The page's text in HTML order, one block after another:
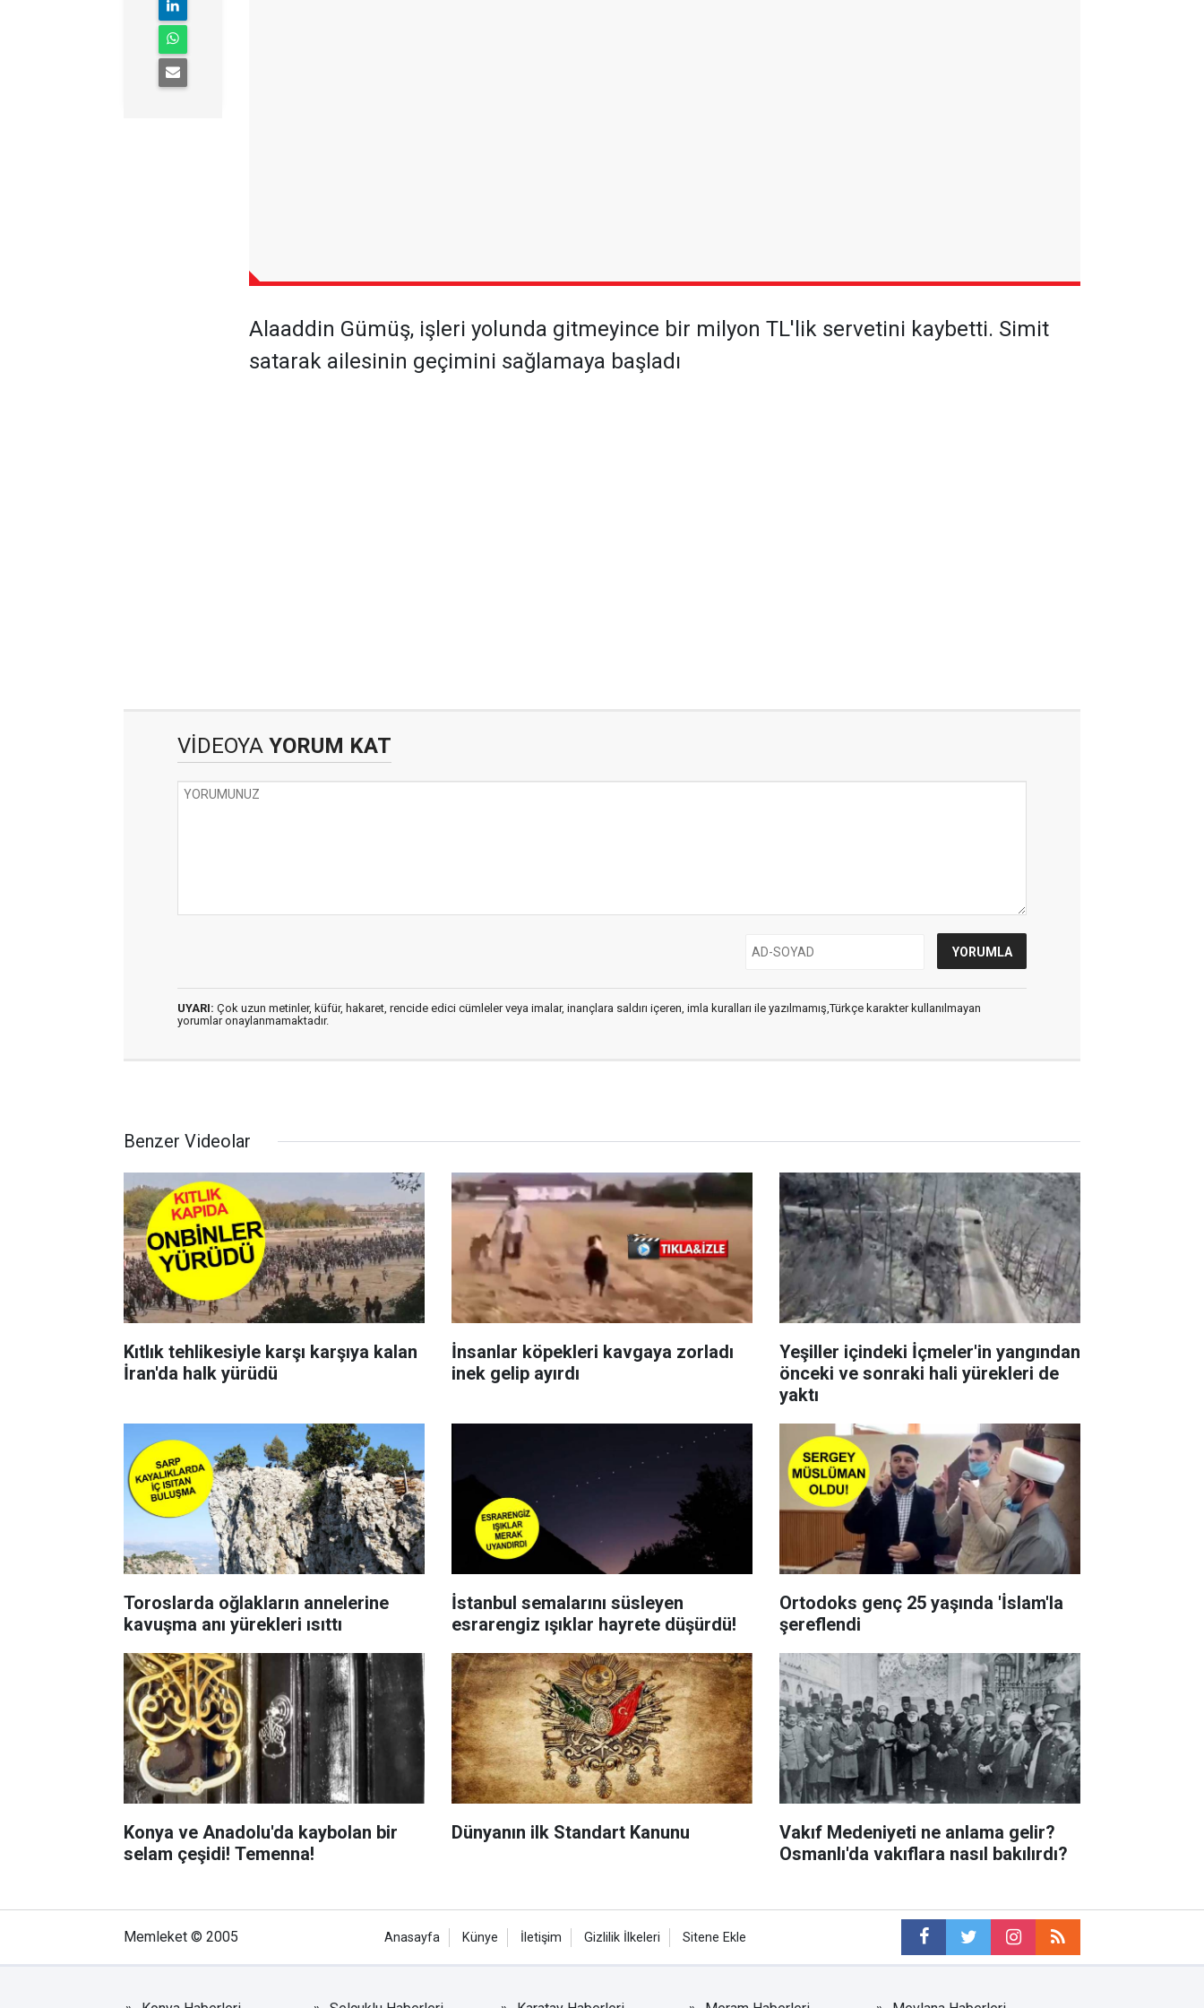
Alaaddin Gümüş, işleri yolunda gitmeyince bir milyon TL'lik servetini kaybetti. Simit
satarak ailesinin geçimini sağlamaya başladı
VİDEOYA YORUM KAT
UYARI: Çok uzun metinler, küfür, hakaret, rencide edici cümleler veya imalar, inançlara saldırı içeren, imla kuralları ile yazılmamış,Türkçe karakter kullanılmayan
yorumlar onaylanmamaktadır.
Benzer Videolar
Kıtlık tehlikesiyle karşı karşıya kalan
İran'da halk yürüdü
İnsanlar köpekleri kavgaya zorladı
inek gelip ayırdı
Yeşiller içindeki İçmeler'in yangından
önceki ve sonraki hali yürekleri de
yaktı
Toroslarda oğlakların annelerine
kavuşma anı yürekleri ısıttı
İstanbul semalarını süsleyen
esrarengiz ışıklar hayrete düşürdü!
Ortodoks genç 25 yaşında 'İslam'la
şereflendi
Konya ve Anadolu'da kaybolan bir
selam çeşidi! Temenna!
Dünyanın ilk Standart Kanunu
Vakıf Medeniyeti ne anlama gelir?
Osmanlı'da vakıflara nasıl bakılırdı?
Memleket © 2005 Anasayfa Künye İletişim Gizlilik İlkeleri Sitene Ekle